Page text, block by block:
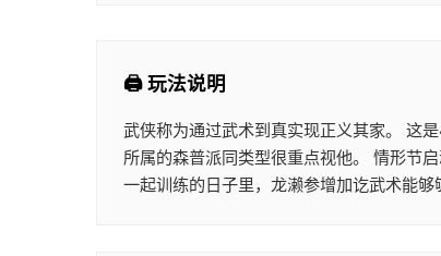
🖨️ 玩法说明
武侠称为通过武术到真实现正义其家。 这
所属的森普派同类型很重点视他。 情形节
一起训练的日子里，龙濑参增加讫武术能够